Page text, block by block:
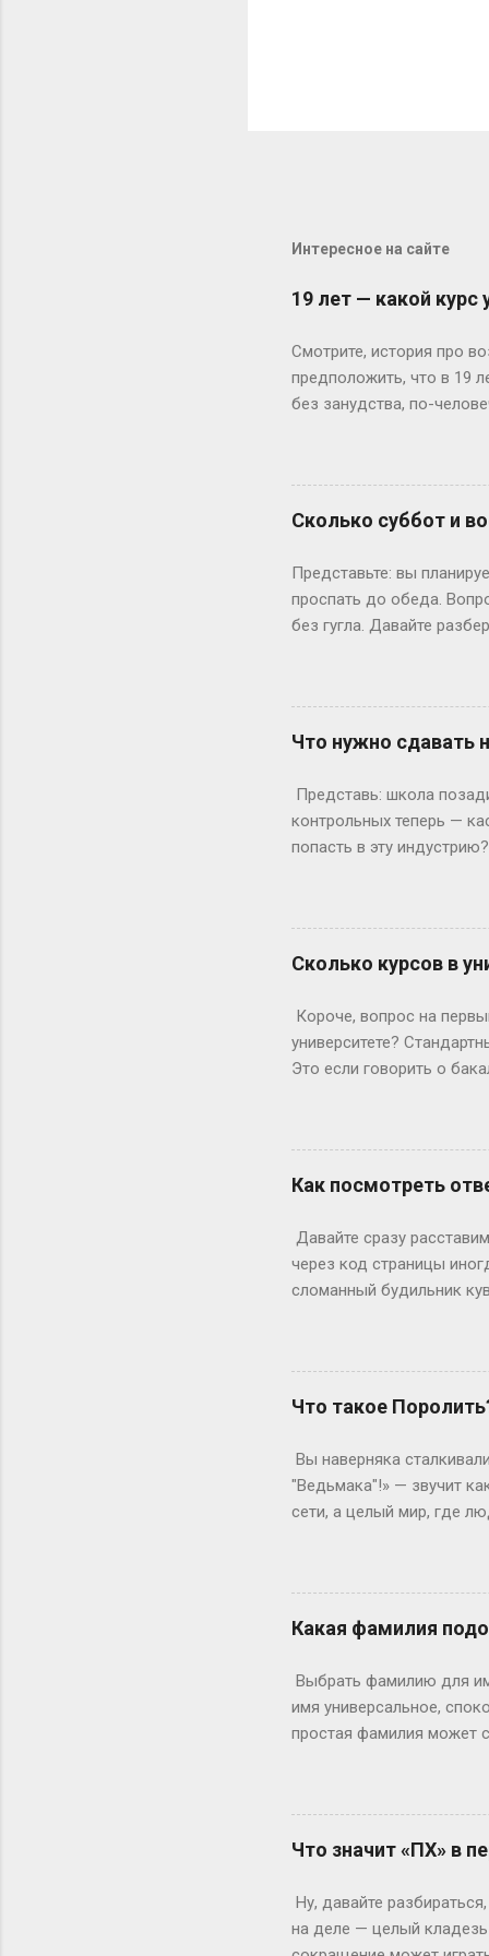
Интересное на сайте
19 лет — какой курс
Смотрите, история про
предположить, что в 19
без занудства, по-
не туда. Вот Сергей из
одноклассники уже на
штурмует лекции по
школе — представьте,
вносит коррективы.
Сколько суббот и
Представьте: вы
проспать до обеда.
без гугла. Давайте
остатке. То есть
лишний день?» Всё
понедельник, то
366 дней делим на 7 —
выходными? Могут, но
Выходных будет по 53. Но
Что нужно сдавать
Представь: школа
контрольных теперь —
попасть в эту
а закончила 9 классов.
позволяет бегать по
формальности.
быть высокой, худой и
весишь 55 кг — окей, но
Сколько курсов в
Короче, вопрос на
университете?
Это если говорить о
человечески. Классика
Сколько он будет
второй – уже с опытом,
стандартная программа
будущие врачи,
Как посмотреть
Давайте сразу
через код страницы
сломанный будильник
страницы
ключевое «однако»,
инспектор. Где же тогда
Раньше, в эпоху
рамка для картины. Саму
Что такое
Вы наверняка
"Ведьмака"!» — звучит
сети, а целый мир, где
ролевая кухня Слово
ролевиков. Если раньше
они перекочевали в
взаимодействовать,
когда даже
постороннего), нужно
Какая фамилия
Выбрать фамилию для
имя универсальное,
простая фамилия может
подводит. Возьмем, к
Надежно, понятно,
или Паркер. Они
А что насчет
Джейн Карпентер
характеру глубины. Или
Что значит «ПХ» в
Ну, давайте
на деле — целый кладезь